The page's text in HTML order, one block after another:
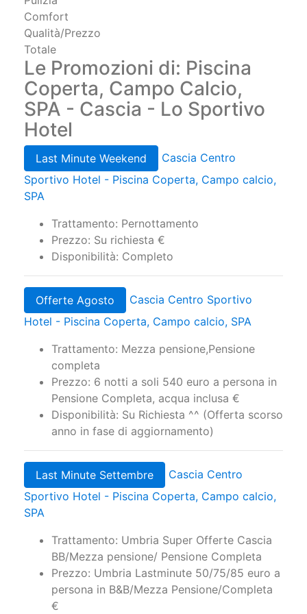
Comfort
Qualità/Prezzo
Totale
Le Promozioni di: Piscina
Coperta, Campo Calcio,
SPA - Cascia - Lo Sportivo
Hotel
Last Minute Weekend
Cascia Centro
Sportivo Hotel - Piscina Coperta, Campo calcio,
SPA
Trattamento: Pernottamento
Prezzo: Su richiesta €
Disponibilità: Completo
Offerte Agosto
Cascia Centro Sportivo
Hotel - Piscina Coperta, Campo calcio, SPA
Trattamento: Mezza pensione,Pensione
completa
Prezzo: 6 notti a soli 540 euro a persona in
Pensione Completa, acqua inclusa €
Disponibilità: Su Richiesta ^^ (Offerta scorso
anno in fase di aggiornamento)
Last Minute Settembre
Cascia Centro
Sportivo Hotel - Piscina Coperta, Campo calcio,
SPA
Trattamento: Umbria Super Offerte Cascia
BB/Mezza pensione/ Pensione Completa
Prezzo: Umbria Lastminute 50/75/85 euro a
persona in B&B/Mezza Pensione/Completa
€